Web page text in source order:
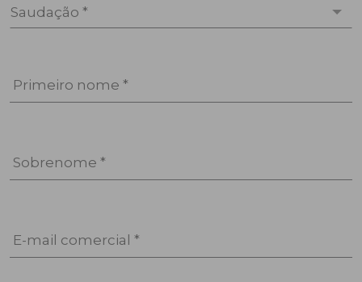
Saudação *
Primeiro nome *
Sobrenome *
E-mail comercial *